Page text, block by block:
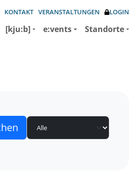
KONTAKT VERANSTALTUNGEN LOGIN
[kju:b] e:vents Standorte